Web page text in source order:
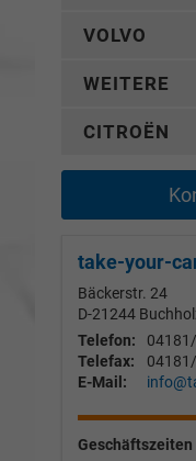
VOLVO
WEITERE
CITROËN
take-your-
Bäckerstr. 24
D-21244
Telefon:
Telefax:
E-Mail:
Geschäftszeiten